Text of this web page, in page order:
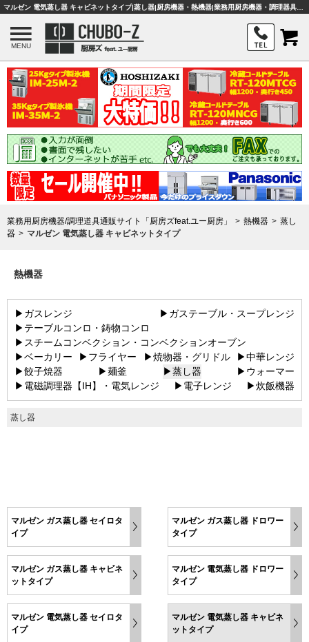
MENU
業務用厨房機器/調理道具通販サイト「厨房ズfeat.ユー厨房」 熱機器
蒸し
器
マルゼン 電気蒸し器 キャビネットタイプ
熱機器
▶ガスレンジ
▶ガステーブル・スープレンジ
▶テーブルコンロ・鋳物コンロ
▶スチームコンベクション・コンベクションオーブン
▶ベーカリー
▶フライヤー ▶焼物器・グリドル
▶中華レンジ
▶餃子焼器
▶麺釜 ▶蒸し器
▶ウォーマー
▶電磁調理器【IH】・電気レンジ
▶電子レンジ ▶炊飯機器
蒸し器
マルゼン ガス蒸し器 セイロタ
イプ
マルゼン ガス蒸し器 ドロワー
タイプ
マルゼン ガス蒸し器 キャビネ
ットタイプ
マルゼン 電気蒸し器 ドロワー
タイプ
マルゼン 電気蒸し器 セイロタ
イプ
マルゼン 電気蒸し器 キャビネ
ットタイプ